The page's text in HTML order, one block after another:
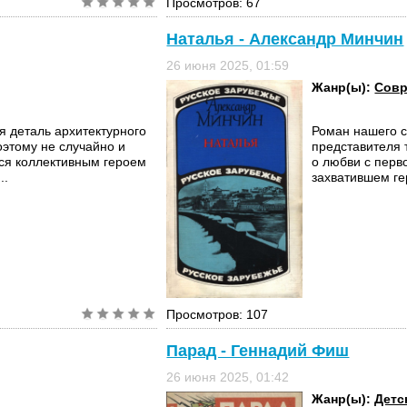
архитектурного
не случайно и
коллективным героем
Наталья - Александр Минчин
26 июня 2025, 01:59
Жанр(ы):
Роман нашего
представителя
о любви с
захватившем
Просмотров: 107
Парад - Геннадий Фиш
26 июня 2025, 01:42
Жанр(ы):